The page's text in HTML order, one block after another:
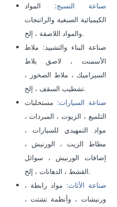
صناعة النسيج: المواد
الكيميائية الصبغية والراتنجات
والمواد اللاصقة ، إلخ.
صناعة البناء والتشييد: ملاط
الأسمنت ، لاصق بلاط
السيراميك ، ملاط ​​الصخور ،
تشطيب السقف ، إلخ.
صناعة السيارات: مستحلبات
التلميع ، الزيوت ، المبردات ،
مواد التمهيدي للسيارات ،
مطاط الزيت ، الورنيش ،
إضافات الورنيش ، سوائل
القشط ، الدهانات ، إلخ.
صناعة الأثاث: مواد رابطة ،
ورنيشات ، وأنظمة تشتت ،